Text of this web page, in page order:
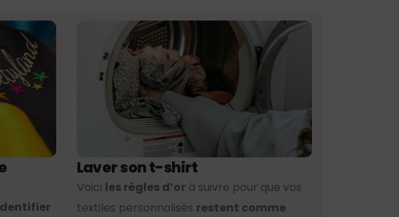
Laver son t-shirt
Voici les règles d’or à suivre pour que vos
textiles personnalisés restent comme